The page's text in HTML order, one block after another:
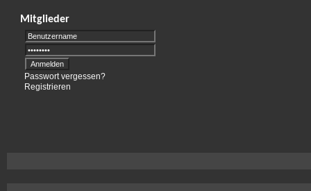
Mitglieder
Passwort vergessen?
Registrieren